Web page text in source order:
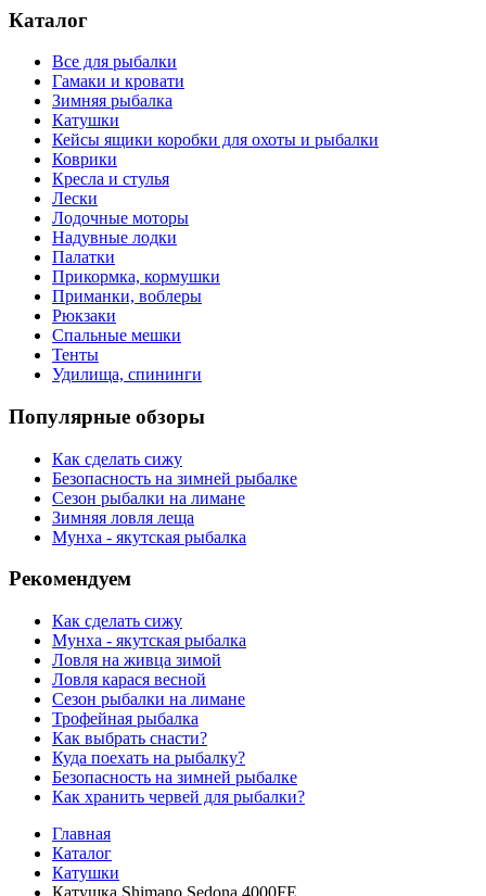
Каталог
Все для рыбалки
Гамаки и кровати
Зимняя рыбалка
Катушки
Кейсы ящики коробки для охоты и рыбалки
Коврики
Кресла и стулья
Лески
Лодочные моторы
Надувные лодки
Палатки
Прикормка, кормушки
Приманки, воблеры
Рюкзаки
Спальные мешки
Тенты
Удилища, спининги
Популярные обзоры
Как сделать сижу
Безопасность на зимней рыбалке
Сезон рыбалки на лимане
Зимняя ловля леща
Мунха - якутская рыбалка
Рекомендуем
Как сделать сижу
Мунха - якутская рыбалка
Ловля на живца зимой
Ловля карася весной
Сезон рыбалки на лимане
Трофейная рыбалка
Как выбрать снасти?
Куда поехать на рыбалку?
Безопасность на зимней рыбалке
Как хранить червей для рыбалки?
Главная
Каталог
Катушки